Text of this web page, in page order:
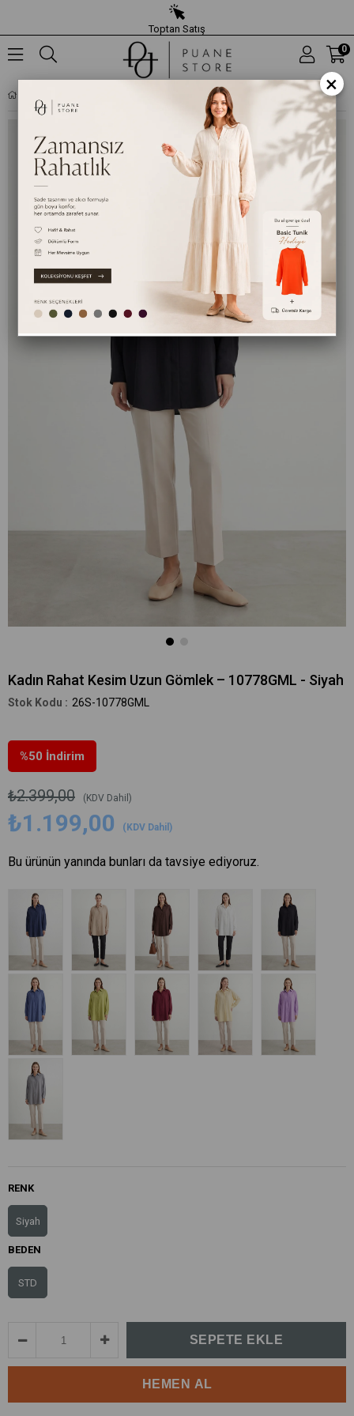
Toptan Satış
0
Kadın Rahat Kesim Uzun Gömlek – 10778GML - Siyah
26S-10778GML
%50 İndirim
₺2.399,00 (KDV Dahil)
₺1.199,00 (KDV Dahil)
Bu ürünün yanında bunları da tavsiye ediyoruz.
RENK
Siyah
BEDEN
STD
×